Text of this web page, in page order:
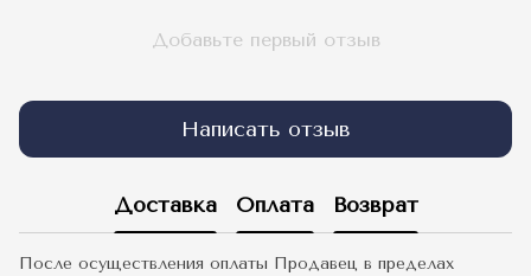
Добавьте первый отзыв
Написать отзыв
Доставка Оплата Возврат
После осуществления оплаты Продавец в пределах